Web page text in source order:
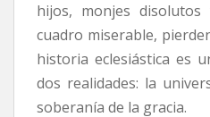
hijos, monjes
cuadro miserable,
historia eclesiástica es
dos realidades: la
soberanía de la gracia.